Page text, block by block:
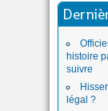
histoire
suivre
légal ?